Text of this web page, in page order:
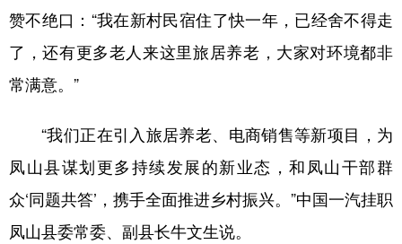
赞不绝口：“我在新村民宿住了快一年，已经舍不得走
了，还有更多老人来这里旅居养老，大家对环境都非
常满意。”
“我们正在引入旅居养老、电商销售等新项目，为
凤山县谋划更多持续发展的新业态，和凤山干部群
众‘同题共答’，携手全面推进乡村振兴。”中国一汽挂职
凤山县委常委、副县长牛文生说。